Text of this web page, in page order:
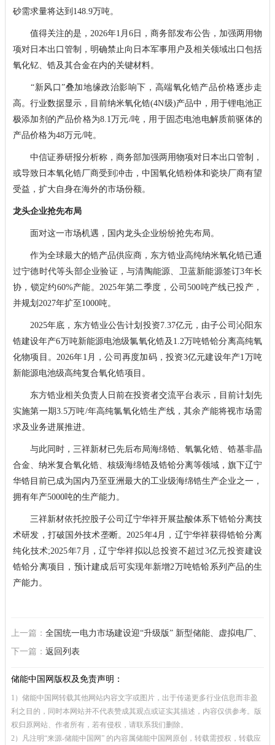
砂需求量将达到148.9万吨。
值得关注的是，2026年1月6日，商务部发布公告，加强两用物
项对日本出口管制，明确禁止向日本军事用户及相关领域出口包括
氧化钇、锆及其合金在内的关键材料。
“新风口”叠加地缘政治影响下，高端氧化锆产品价格逐步走
高。行业数据显示，目前纳米氧化锆(4N级)产品中，用于锂电池正
极添加剂的产品价格为8.1万元/吨，用于固态电池电解质前驱体的
产品价格为48万元/吨。
中信证券研报分析称，商务部加强两用物项对日本出口管制，
或导致日本氧化锆厂商受到冲击，中国氧化锆粉体和瓷块厂商有望
受益，扩大自身在海外的市场份额。
龙头企业抢先布局
面对这一市场机遇，国内龙头企业纷纷抢先布局。
作为全球最大的锆产品供应商，东方锆业高纯纳米氧化锆已通
过宁德时代等头部企业验证，与清陶能源、卫蓝新能源签订3年长
协，锁定约60%产能。2025年第二季度，公司500吨产线已投产，
并规划2027年扩至1000吨。
2025年底，东方锆业公告计划投资7.37亿元，由子公司沁阳东
锆建设年产6万吨新能源电池级氯氧化锆及1.2万吨锆铪分离高纯氧
化物项目。2026年1月，公司再度加码，投资3亿元建设年产1万吨
新能源电池级高纯复合氧化锆项目。
东方锆业相关负责人日前在投资者交流平台表示，目前计划先
实施第一期3.5万吨/年高纯氯氧化锆生产线，其余产能将视市场需
求及业务进展推进。
与此同时，三祥新材已先后布局海绵锆、氧氯化锆、锆基非晶
合金、纳米复合氧化锆、核级海绵锆及锆铪分离等领域，旗下辽宁
华锆目前已成为国内乃至亚洲最大的工业级海绵锆生产企业之一，
拥有年产5000吨的生产能力。
三祥新材依托控股子公司辽宁华祥开展盐酸体系下锆铪分离技
术研发，打破国外技术垄断。2025年4月，辽宁华祥获得锆铪分离
纯化技术;2025年7月，辽宁华祥拟以总投资不超过3亿元投资建设
锆铪分离项目，预计建成后可实现年新增2万吨锆铪系列产品的生
产能力。
上一篇： 全国统一电力市场建设迎“升级版” 新型储能、虚拟电厂、
智能微电网等获利好
下一篇： 返回列表
储能中国网版权及免责声明：
1）储能中国网转载其他网站内容文字或图片，出于传递更多行业信息而非盈
利之目的，同时本网站并不代表赞成其观点或证实其描述，内容仅供参考。版
权归原网站、作者所有，若有侵权，请联系我们删除。
2）凡注明“来源-储能中国网” 的内容属储能中国网原创，转载需授权，转载应